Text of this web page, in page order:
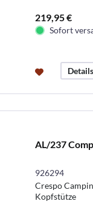
219,95 €
Sofort
Details
AL/237
926294
Crespo
Kopfstütze